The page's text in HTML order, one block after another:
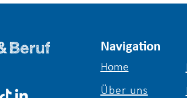
Girls’ & Boys’ Day 2026: Ein
Navigation
Home
Über uns